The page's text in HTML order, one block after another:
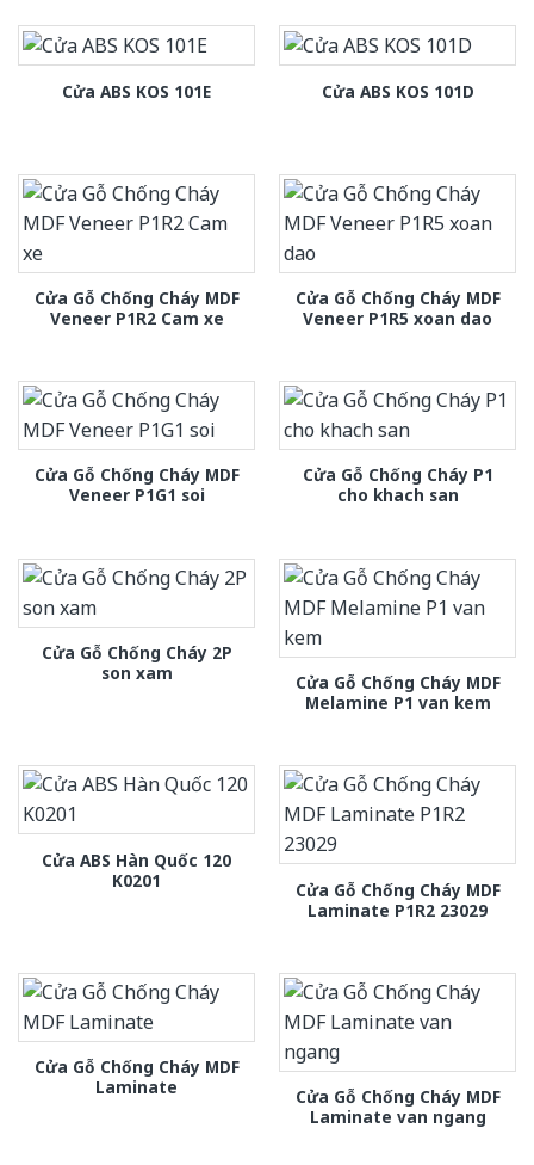
Cửa ABS KOS 101E Cửa ABS KOS 101D
Cửa Gỗ Chống Cháy MDF
Veneer P1R2 Cam xe
Cửa Gỗ Chống Cháy MDF
Veneer P1R5 xoan dao
Cửa Gỗ Chống Cháy MDF
Veneer P1G1 soi
Cửa Gỗ Chống Cháy P1
cho khach san
Cửa Gỗ Chống Cháy 2P
son xam
Cửa Gỗ Chống Cháy MDF
Melamine P1 van kem
Cửa ABS Hàn Quốc 120
K0201
Cửa Gỗ Chống Cháy MDF
Laminate P1R2 23029
Cửa Gỗ Chống Cháy MDF
Laminate
Cửa Gỗ Chống Cháy MDF
Laminate van ngang